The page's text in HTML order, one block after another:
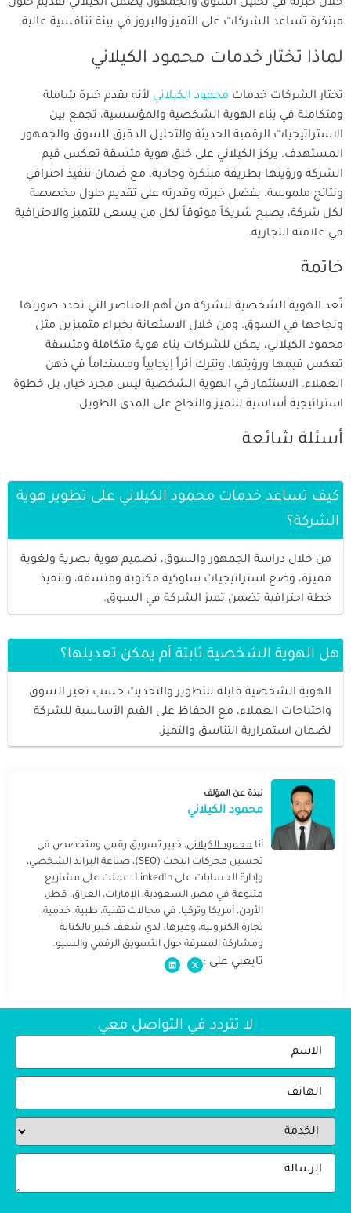
خلال خبرته في تحليل السوق والجمهور، يضمن الكيلاني تقديم حلول
مبتكرة تساعد الشركات على التميز والبروز في بيئة تنافسية عالية.
لماذا تختار خدمات محمود الكيلاني
تختار الشركات خدمات محمود الكيلاني لأنه يقدم خبرة شاملة
ومتكاملة في بناء الهوية الشخصية والمؤسسية، تجمع بين
الاستراتيجيات الرقمية الحديثة والتحليل الدقيق للسوق والجمهور
المستهدف. يركز الكيلاني على خلق هوية متسقة تعكس قيم
الشركة ورؤيتها بطريقة مبتكرة وجاذبة، مع ضمان تنفيذ احترافي
ونتائج ملموسة. بفضل خبرته وقدرته على تقديم حلول مخصصة
لكل شركة، يصبح شريكاً موثوقاً لكل من يسعى للتميز والاحترافية
في علامته التجارية.
خاتمة
تُعد الهوية الشخصية للشركة من أهم العناصر التي تحدد صورتها
ونجاحها في السوق. ومن خلال الاستعانة بخبراء متميزين مثل
محمود الكيلاني، يمكن للشركات بناء هوية متكاملة ومتسقة
تعكس قيمها ورؤيتها، وتترك أثراً إيجابياً ومستداماً في ذهن
العملاء. الاستثمار في الهوية الشخصية ليس مجرد خيار، بل خطوة
استراتيجية أساسية للتميز والنجاح على المدى الطويل.
أسئلة شائعة
كيف تساعد خدمات محمود الكيلاني على تطوير هوية
الشركة؟
من خلال دراسة الجمهور والسوق، تصميم هوية بصرية ولغوية
مميزة، وضع استراتيجيات سلوكية مكتوبة ومتسقة، وتنفيذ
خطة احترافية تضمن تميز الشركة في السوق.
هل الهوية الشخصية ثابتة أم يمكن تعديلها؟
الهوية الشخصية قابلة للتطوير والتحديث حسب تغير السوق
واحتياجات العملاء، مع الحفاظ على القيم الأساسية للشركة
لضمان استمرارية التناسق والتميز.
نبذة عن المؤلف
محمود الكيلاني
أنامحمود الكيلاني، خبير تسويق رقمي ومتخصص في
تحسين محركات البحث (SEO)، صناعة البراند الشخصي،
وإدارة الحسابات على LinkedIn. عملت على مشاريع
متنوعة في مصر، السعودية، الإمارات، العراق، قطر،
الأردن، أمريكا وتركيا، في مجالات تقنية، طبية، خدمية،
تجارة الكترونية، وغيرها. لدي شغف كبير بالكتابة
ومشاركة المعرفة حول التسويق الرقمي والسيو.
تابعني على :
لا تتردد في التواصل معي